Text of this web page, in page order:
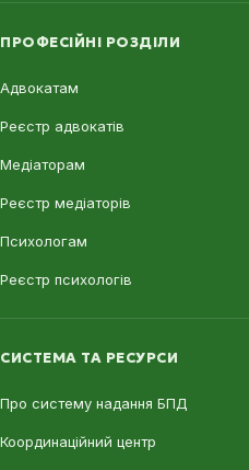
ПРОФЕСІЙНІ РОЗДІЛИ
Адвокатам
Реєстр адвокатів
Медіаторам
Реєстр медіаторів
Психологам
Реєстр психологів
СИСТЕМА ТА РЕСУРСИ
Про систему надання БПД
Координаційний центр